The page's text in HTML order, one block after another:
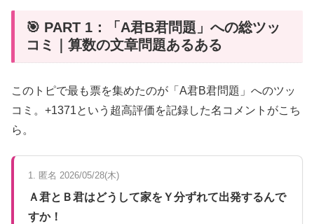
🎯 PART 1：「A君B君問題」への総ツッ
コミ｜算数の文章問題あるある
このトピで最も票を集めたのが「A君B君問題」へのツッ
コミ。+1371という超高評価を記録した名コメントがこち
ら。
1. 匿名 2026/05/28(木)
Ａ君とＢ君はどうして家をＹ分ずれて出発するんで
すか！